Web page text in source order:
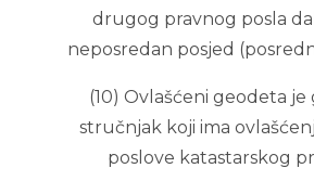
drugog pravnog posla
neposredan posjed
(10) Ovlašćeni geodeta je
stručnjak koji ima
poslove katastarskog